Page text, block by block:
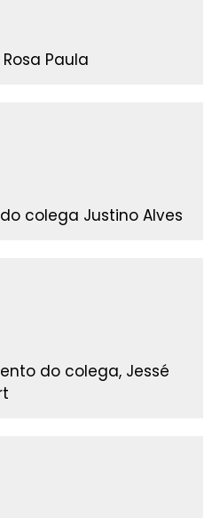
Paula
colega Justino Alves
do colega, Jessé